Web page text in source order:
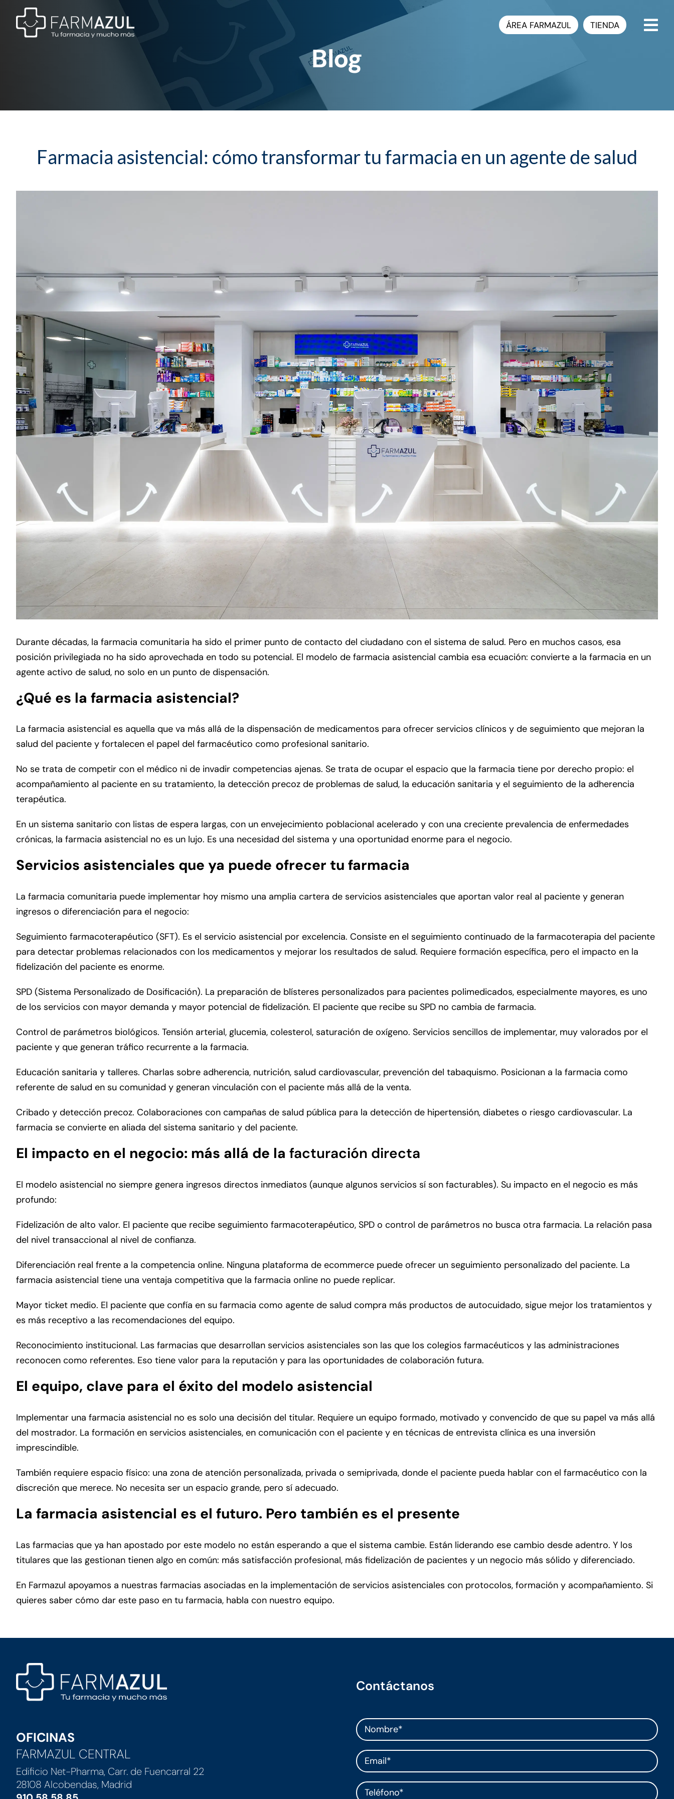
contenido
ÁREA FARMAZUL TIENDA
Blog
Farmacia asistencial: cómo transformar tu farmacia en un agente de salud
Durante décadas, la farmacia comunitaria ha sido el primer punto de contacto del ciudadano con el sistema de salud. Pero en muchos casos, esa
posición privilegiada no ha sido aprovechada en todo su potencial. El modelo de farmacia asistencial cambia esa ecuación: convierte a la farmacia en un
agente activo de salud, no solo en un punto de dispensación.
¿Qué es la farmacia asistencial?
La farmacia asistencial es aquella que va más allá de la dispensación de medicamentos para ofrecer servicios clínicos y de seguimiento que mejoran la
salud del paciente y fortalecen el papel del farmacéutico como profesional sanitario.
No se trata de competir con el médico ni de invadir competencias ajenas. Se trata de ocupar el espacio que la farmacia tiene por derecho propio: el
acompañamiento al paciente en su tratamiento, la detección precoz de problemas de salud, la educación sanitaria y el seguimiento de la adherencia
terapéutica.
En un sistema sanitario con listas de espera largas, con un envejecimiento poblacional acelerado y con una creciente prevalencia de enfermedades
crónicas, la farmacia asistencial no es un lujo. Es una necesidad del sistema y una oportunidad enorme para el negocio.
Servicios asistenciales que ya puede ofrecer tu farmacia
La farmacia comunitaria puede implementar hoy mismo una amplia cartera de servicios asistenciales que aportan valor real al paciente y generan
ingresos o diferenciación para el negocio:
Seguimiento farmacoterapéutico (SFT). Es el servicio asistencial por excelencia. Consiste en el seguimiento continuado de la farmacoterapia del paciente
para detectar problemas relacionados con los medicamentos y mejorar los resultados de salud. Requiere formación específica, pero el impacto en la
fidelización del paciente es enorme.
SPD (Sistema Personalizado de Dosificación). La preparación de blísteres personalizados para pacientes polimedicados, especialmente mayores, es uno
de los servicios con mayor demanda y mayor potencial de fidelización. El paciente que recibe su SPD no cambia de farmacia.
Control de parámetros biológicos. Tensión arterial, glucemia, colesterol, saturación de oxígeno. Servicios sencillos de implementar, muy valorados por el
paciente y que generan tráfico recurrente a la farmacia.
Educación sanitaria y talleres. Charlas sobre adherencia, nutrición, salud cardiovascular, prevención del tabaquismo. Posicionan a la farmacia como
referente de salud en su comunidad y generan vinculación con el paciente más allá de la venta.
Cribado y detección precoz. Colaboraciones con campañas de salud pública para la detección de hipertensión, diabetes o riesgo cardiovascular. La
farmacia se convierte en aliada del sistema sanitario y del paciente.
El impacto en el negocio: más allá de la facturación directa
El modelo asistencial no siempre genera ingresos directos inmediatos (aunque algunos servicios sí son facturables). Su impacto en el negocio es más
profundo:
Fidelización de alto valor. El paciente que recibe seguimiento farmacoterapéutico, SPD o control de parámetros no busca otra farmacia. La relación pasa
del nivel transaccional al nivel de confianza.
Diferenciación real frente a la competencia online. Ninguna plataforma de ecommerce puede ofrecer un seguimiento personalizado del paciente. La
farmacia asistencial tiene una ventaja competitiva que la farmacia online no puede replicar.
Mayor ticket medio. El paciente que confía en su farmacia como agente de salud compra más productos de autocuidado, sigue mejor los tratamientos y
es más receptivo a las recomendaciones del equipo.
Reconocimiento institucional. Las farmacias que desarrollan servicios asistenciales son las que los colegios farmacéuticos y las administraciones
reconocen como referentes. Eso tiene valor para la reputación y para las oportunidades de colaboración futura.
El equipo, clave para el éxito del modelo asistencial
Implementar una farmacia asistencial no es solo una decisión del titular. Requiere un equipo formado, motivado y convencido de que su papel va más allá
del mostrador. La formación en servicios asistenciales, en comunicación con el paciente y en técnicas de entrevista clínica es una inversión
imprescindible.
También requiere espacio físico: una zona de atención personalizada, privada o semiprivada, donde el paciente pueda hablar con el farmacéutico con la
discreción que merece. No necesita ser un espacio grande, pero sí adecuado.
La farmacia asistencial es el futuro. Pero también es el presente
Las farmacias que ya han apostado por este modelo no están esperando a que el sistema cambie. Están liderando ese cambio desde adentro. Y los
titulares que las gestionan tienen algo en común: más satisfacción profesional, más fidelización de pacientes y un negocio más sólido y diferenciado.
En Farmazul apoyamos a nuestras farmacias asociadas en la implementación de servicios asistenciales con protocolos, formación y acompañamiento. Si
quieres saber cómo dar este paso en tu farmacia, habla con nuestro equipo.
OFICINAS
FARMAZUL CENTRAL
Edificio Net-Pharma, Carr. de Fuencarral 22
28108 Alcobendas, Madrid
Contáctanos